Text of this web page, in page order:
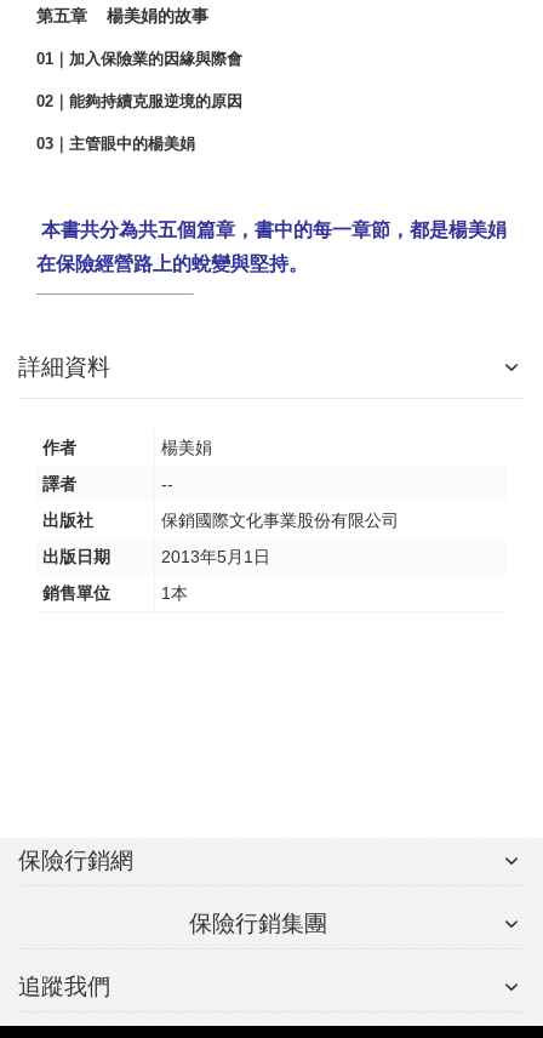
第五章 楊美娟的故事
01 ｜加入保險業的因緣與際會
02 ｜能夠持續克服逆境的原因
03 ｜主管眼中的楊美娟
本書共分為共五個篇章，書中的每一章節，都是楊美娟
在保險經營路上的蛻變與堅持。
詳細資料
作者
楊美娟
譯者
--
出版社
保銷國際文化事業股份有限公司
出版日期
2013年5月1日
銷售單位
1本
保險行銷網
保險行銷集團
追蹤我們